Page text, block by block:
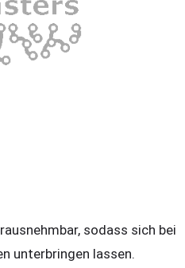
sodass sich bei
unterbringen lassen.